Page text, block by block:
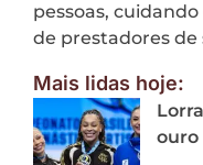
pessoas,
de prestadores de
Mais lidas hoje:
ouro